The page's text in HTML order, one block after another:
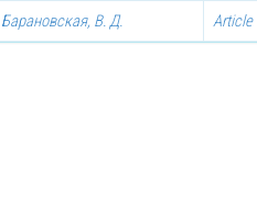
Барановская, В. Д. Article